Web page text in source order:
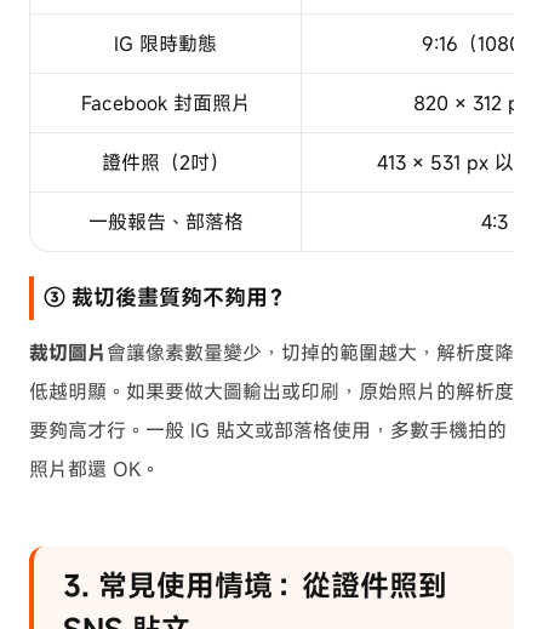
IG 限時動態 9:16（1080
Facebook 封面照片 820 × 312 px
證件照（2吋） 413 × 531 px 以
一般報告、部落格 4:3 或
③ 裁切後畫質夠不夠用？
裁切圖片會讓像素數量變少，切掉的範圍越大，解析度降
低越明顯。如果要做大圖輸出或印刷，原始照片的解析度
要夠高才行。一般 IG 貼文或部落格使用，多數手機拍的
照片都還 OK。
3. 常見使用情境：從證件照到